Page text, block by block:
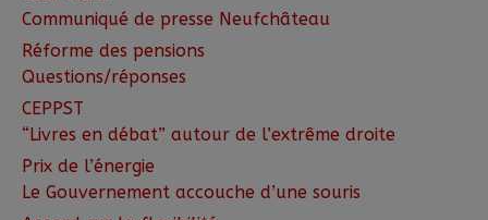
Communiqué de presse Neufchâteau
Réforme des pensions
Questions/réponses
CEPPST
“Livres en débat” autour de l’extrême droite
Prix de l’énergie
Le Gouvernement accouche d’une souris